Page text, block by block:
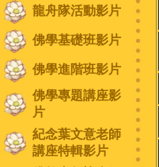
龍舟隊活動影片
佛學基礎班影片
佛學進階班影片
佛學專題講座影
片
紀念葉文意老師
講座特輯影片